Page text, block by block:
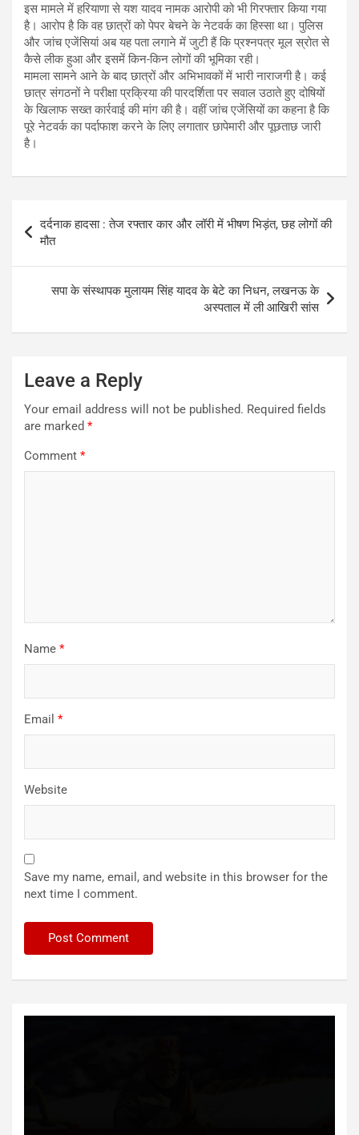
इस मामले में हरियाणा से यश यादव नामक आरोपी को भी गिरफ्तार किया गया
है। आरोप है कि वह छात्रों को पेपर बेचने के नेटवर्क का हिस्सा था। पुलिस
और जांच एजेंसियां अब यह पता लगाने में जुटी हैं कि प्रश्नपत्र मूल स्रोत से
कैसे लीक हुआ और इसमें किन-किन लोगों की भूमिका रही।
मामला सामने आने के बाद छात्रों और अभिभावकों में भारी नाराजगी है। कई
छात्र संगठनों ने परीक्षा प्रक्रिया की पारदर्शिता पर सवाल उठाते हुए दोषियों
के खिलाफ सख्त कार्रवाई की मांग की है। वहीं जांच एजेंसियों का कहना है कि
पूरे नेटवर्क का पर्दाफाश करने के लिए लगातार छापेमारी और पूछताछ जारी
है।
Post
navigation
दर्दनाक हादसा : तेज रफ्तार कार और लॉरी में भीषण भिड़ंत, छह लोगों की
मौत
सपा के संस्थापक मुलायम सिंह यादव के बेटे का निधन, लखनऊ के
अस्पताल में ली आखिरी सांस
Leave a Reply
Your email address will not be published. Required fields
are marked *
Comment *
Name *
Email *
Website
Save my name, email, and website in this browser for the
next time I comment.